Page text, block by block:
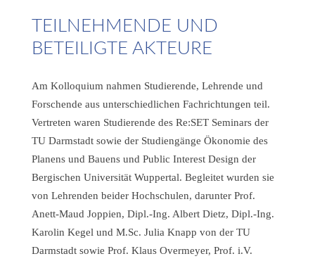
TEILNEHMENDE UND
BETEILIGTE AKTEURE
Am Kolloquium nahmen Studierende, Lehrende und
Forschende aus unterschiedlichen Fachrichtungen teil.
Vertreten waren Studierende des Re:SET Seminars der
TU Darmstadt sowie der Studiengänge Ökonomie des
Planens und Bauens und Public Interest Design der
Bergischen Universität Wuppertal. Begleitet wurden sie
von Lehrenden beider Hochschulen, darunter Prof.
Anett-Maud Joppien, Dipl.-Ing. Albert Dietz, Dipl.-Ing.
Karolin Kegel und M.Sc. Julia Knapp von der TU
Darmstadt sowie Prof. Klaus Overmeyer, Prof. i.V.